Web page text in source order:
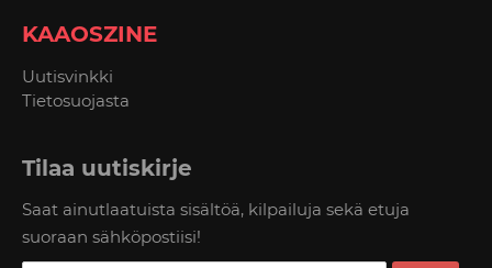
KAAOSZINE
Uutisvinkki
Tietosuojasta
Tilaa uutiskirje
Saat ainutlaatuista sisältöä, kilpailuja sekä etuja
suoraan sähköpostiisi!